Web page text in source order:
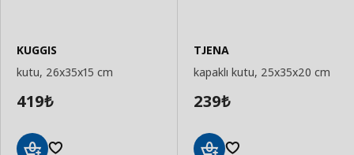
KUGGIS
kutu, 26x35x15 cm
419₺
TJENA
kapaklı kutu, 25x35x20 cm
239₺